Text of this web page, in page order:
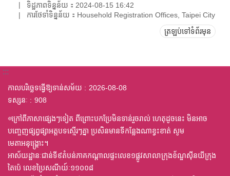
ទិដ្ឋភាពទិន្នន័យ：2024-08-15 16:42
ការថែទាំទិន្នន័យ：Household Registration Offices, Taipei City
ត្រឡប់ទៅទំព័រមុន
:::
កាលបរិច្ឆេទធ្វើឱ្យទាន់សម័យ
2026-08-08
ទស្សនៈ
908
◎ក្រៅពីភាសាផ្សេងៗទៀត ពីព្រោះបកប្រែមិនទាន់រួចរាល់ ហេតុដូចនេះ មិនអាច
បញ្ចេញផ្សព្វផ្សាអត្តបទស្មើរៗគ្នា ប្រសិនមានទីកន្លែងណាខ្វះខាត់ សូម
មេតាអនុង្គ្រោះ។
អាស័យដ្ឋានៈជាន់ទី៩តំបន់ភាគកណ្តាលផ្ទះលេខ១ផ្លូវសាលាក្រុងខ័ណ្ឌស៊ីនយីក្រុង
តៃប៉េ លេខប្រៃសណីយ៍ៈ១១០០៨